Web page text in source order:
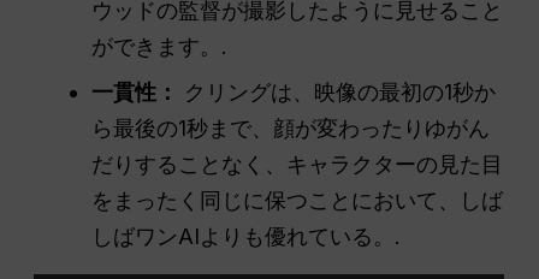
ウッドの監督が撮影したように見せること
ができます。.
一貫性：
クリングは、映像の最初の1秒か
ら最後の1秒まで、顔が変わったりゆがん
だりすることなく、キャラクターの見た目
をまったく同じに保つことにおいて、しば
しばワンAIよりも優れている。.